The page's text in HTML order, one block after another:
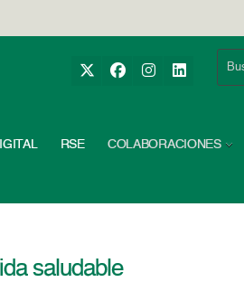
RSE COLABORACIONES
saludable